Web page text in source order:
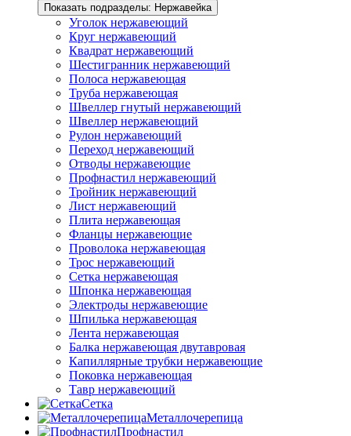
Показать подразделы: Нержавейка
Уголок нержавеющий
Круг нержавеющий
Квадрат нержавеющий
Шестигранник нержавеющий
Полоса нержавеющая
Труба нержавеющая
Швеллер гнутый нержавеющий
Швеллер нержавеющий
Рулон нержавеющий
Переход нержавеющий
Отводы нержавеющие
Профнастил нержавеющий
Тройник нержавеющий
Лист нержавеющий
Плита нержавеющая
Фланцы нержавеющие
Проволока нержавеющая
Трос нержавеющий
Сетка нержавеющая
Шпонка нержавеющая
Электроды нержавеющие
Шпилька нержавеющая
Лента нержавеющая
Балка нержавеющая двутавровая
Капиллярные трубки нержавеющие
Поковка нержавеющая
Тавр нержавеющий
Сетка
Металлочерепица
Профнастил